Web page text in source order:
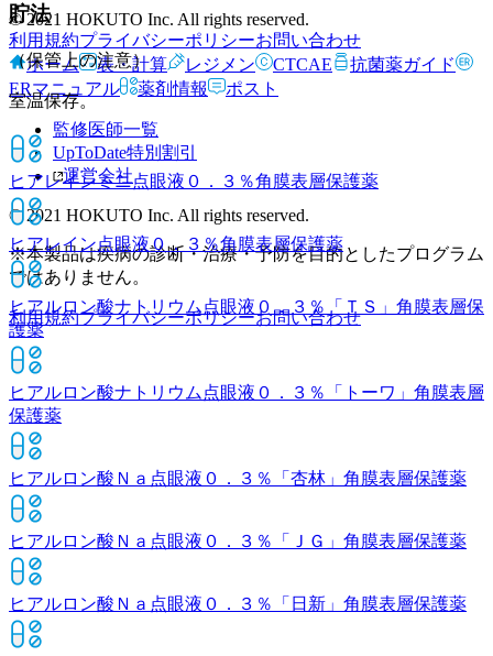
貯法
（保管上の注意）
室温保存。
ヒアレインミニ点眼液０．３％角膜表層保護薬
ヒアレイン点眼液０．３％角膜表層保護薬
ヒアルロン酸ナトリウム点眼液０．３％「ＴＳ」 角膜表層保
護薬
ヒアルロン酸ナトリウム点眼液０．３％「トーワ」 角膜表層
保護薬
ヒアルロン酸Ｎａ点眼液０．３％「杏林」 角膜表層保護薬
ヒアルロン酸Ｎａ点眼液０．３％「ＪＧ」 角膜表層保護薬
ヒアルロン酸Ｎａ点眼液０．３％「日新」 角膜表層保護薬
© 2021 HOKUTO Inc. All rights reserved.
利用規約プライバシーポリシーお問い合わせ
ホーム
表・計算 レジメン CTCAE
抗菌薬ガイド
ERマニュアル
薬剤情報 ポスト
監修医師一覧
UpToDate特別割引
運営会社
© 2021 HOKUTO Inc. All rights reserved.
※本製品は疾病の診断・治療・予防を目的としたプログラム
ではありません。
利用規約プライバシーポリシーお問い合わせ